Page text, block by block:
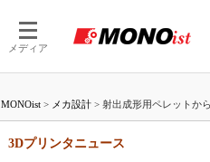
メディア
つながる
MONOist > メカ設計 > 射出成形用ペレットか
3Dプリンタニュース